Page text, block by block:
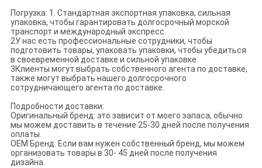
Погрузка: 1. Стандартная экспортная упаковка, сильная
упаковка, чтобы гарантировать долгосрочный морской
транспорт и международный экспресс.
2У нас есть профессиональные сотрудники, чтобы
подготовить товары, упаковать упаковки, чтобы убедиться
в своевременной доставке и сильной упаковке.
3Клиенты могут выбрать собственного агента по доставке,
также могут выбрать нашего долгосрочного
сотрудничающего агента по доставке.
Подробности доставки:
Оригинальный бренд: это зависит от моего запаса, обычно
мы можем доставить в течение 25-30 дней после получения
оплаты.
OEM Бренд: Если вам нужен собственный бренд, мы можем
организовать товары в 30- 45 дней после получения
дизайна.